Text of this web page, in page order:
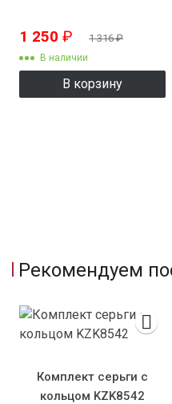
1 250 ₽ 1 316₽
В наличии
В корзину
Рекомендуем
Комплект серьги с
кольцом KZK8542